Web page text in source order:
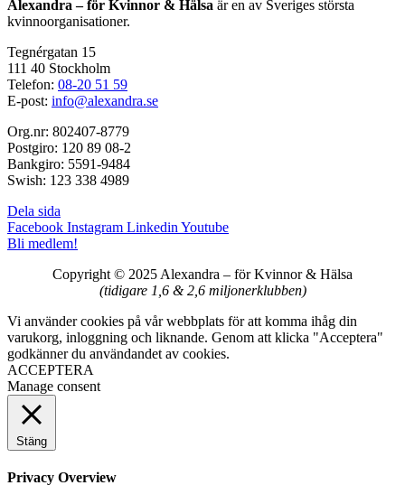
Alexandra – för Kvinnor & Hälsa är en av Sveriges största
kvinnoorganisationer.
Tegnérgatan 15
111 40 Stockholm
Telefon: 08-20 51 59
E-post: info@alexandra.se
Org.nr: 802407-8779
Postgiro: 120 89 08-2
Bankgiro: 5591-9484
Swish: 123 338 4989
Dela sida
Facebook Instagram Linkedin Youtube
Bli medlem!
Copyright © 2025 Alexandra – för Kvinnor & Hälsa
(tidigare 1,6 & 2,6 miljonerklubben)
Vi använder cookies på vår webbplats för att komma ihåg din
varukorg, inloggning och liknande. Genom att klicka "Acceptera"
godkänner du användandet av cookies.
ACCEPTERA
Manage consent
Stäng
Privacy Overview